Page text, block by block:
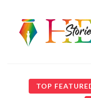
TOP